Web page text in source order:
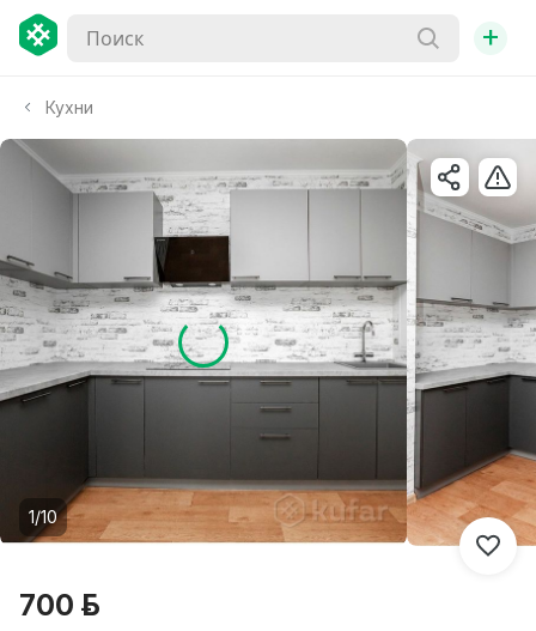
+
Кухни
1/10
700 р.